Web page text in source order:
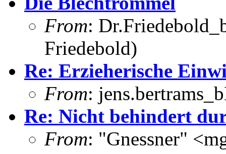
From:
Friedebold)
Re: Erzieherische
From:
Re: Nicht behindert
From: "Gnessner"